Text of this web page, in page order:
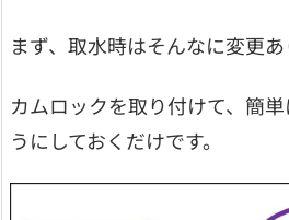
まず、取水時はそんなに変更あ
カムロックを取り付けて、簡
うにしておくだけです。